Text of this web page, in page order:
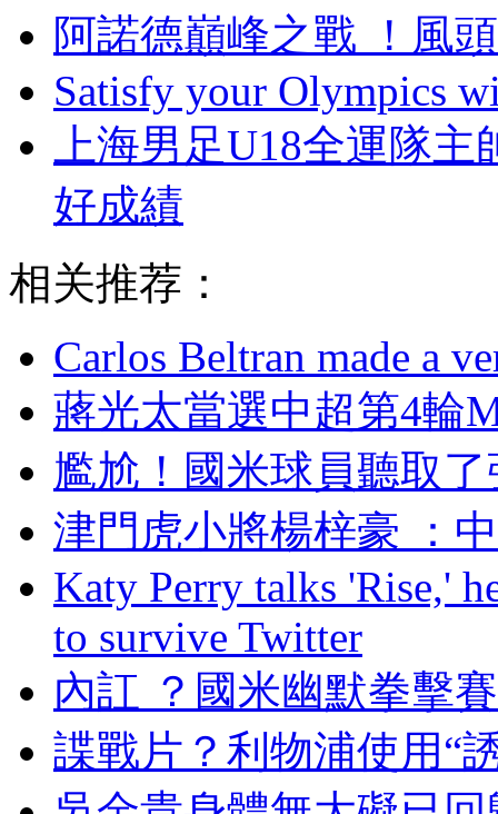
阿諾德巔峰之戰 ！風
Satisfy your Olympics
上海男足U18全運隊主
好成績
相关推荐：
Carlos Beltran made a
蔣光太當選中超第4輪
尷尬！國米球員聽
津門虎小將楊梓豪 
Katy Perry talks 'Rise,'
to survive Twitter
內訌 ？國米幽默拳
諜戰片？利物浦使